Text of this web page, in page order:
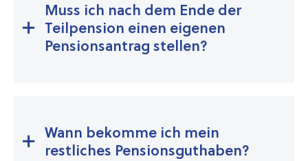
Muss ich nach dem Ende der
Teilpension einen eigenen
Pensionsantrag stellen?
Wann bekomme ich mein
restliches Pensions­gut­haben?